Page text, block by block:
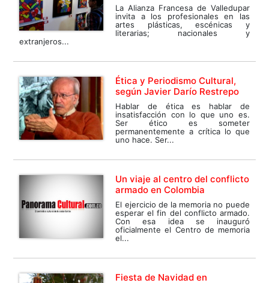
La Alianza Francesa de Valledupar
invita a los profesionales en las
artes plásticas, escénicas y
literarias; nacionales y
extranjeros...
Ética y Periodismo Cultural,
según Javier Darío Restrepo
Hablar de ética es hablar de
insatisfacción con lo que uno es.
Ser ético es someter
permanentemente a crítica lo que
uno hace. Ser...
Un viaje al centro del conflicto
armado en Colombia
El ejercicio de la memoria no puede
esperar el fin del conflicto armado.
Con esa idea se inauguró
oficialmente el Centro de memoria
el...
Fiesta de Navidad en